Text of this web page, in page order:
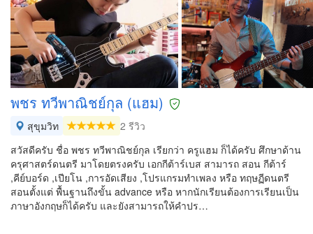
พชร ทวีพาณิชย์กุล (แฮม)
สุขุมวิท
2 รีวิว
สวัสดีครับ ชื่อ พชร ทวีพาณิชย์กุล เรียกว่า ครูแฮม ก็ได้ครับ ศึกษาด้าน
ครุศาสตร์ดนตรี มาโดยตรงครับ เอกกีต้าร์เบส สามารถ สอน กีต้าร์
,คีย์บอร์ด ,เปียโน ,การอัดเสียง ,โปรแกรมทำเพลง หรือ ทฤษฏีดนตรี
สอนตั้งแต่ พื้นฐานถึงขั้น advance หรือ หากนักเรียนต้องการเรียนเป็น
ภาษาอังกฤษก็ได้ครับ และยังสามารถให้คำปร…